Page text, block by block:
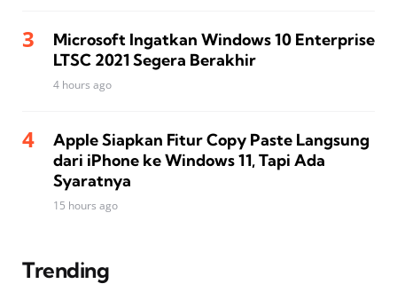
Microsoft Ingatkan Windows 10 Enterprise
LTSC 2021 Segera Berakhir
4 hours ago
Apple Siapkan Fitur Copy Paste Langsung
dari iPhone ke Windows 11, Tapi Ada
Syaratnya
15 hours ago
Trending